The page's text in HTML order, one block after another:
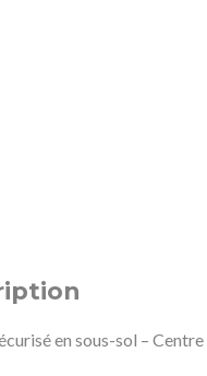
en sous-sol –